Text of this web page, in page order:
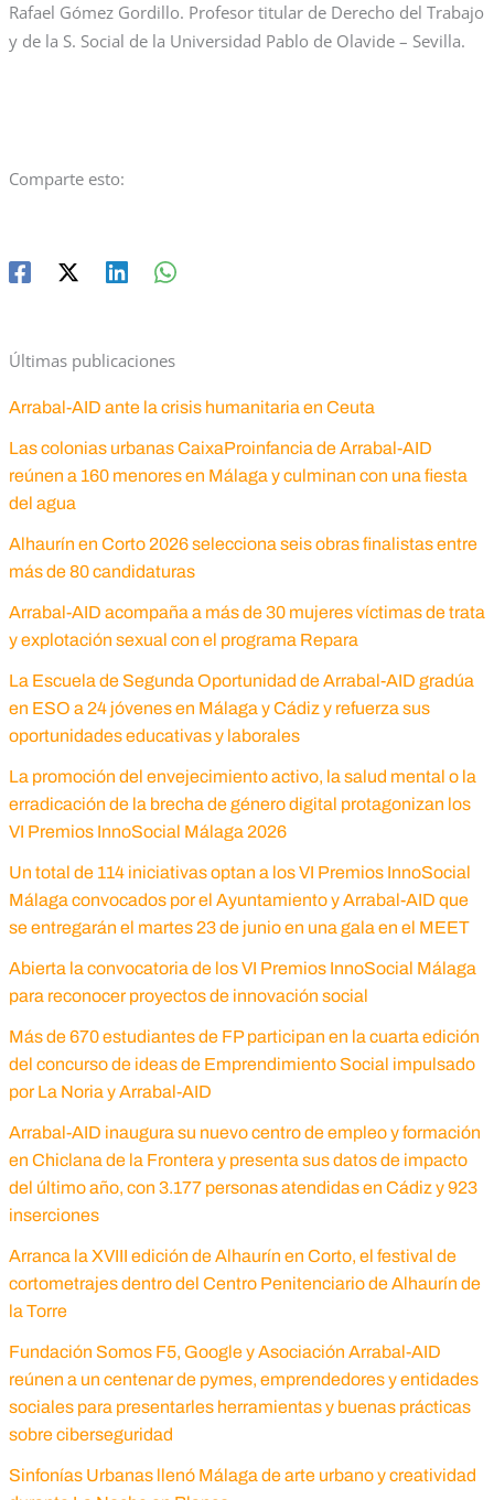
Rafael Gómez Gordillo. Profesor titular de Derecho del Trabajo
y de la S. Social de la Universidad Pablo de Olavide – Sevilla.
Comparte esto:
Últimas publicaciones
Arrabal-AID ante la crisis humanitaria en Ceuta
Las colonias urbanas CaixaProinfancia de Arrabal-AID
reúnen a 160 menores en Málaga y culminan con una fiesta
del agua
Alhaurín en Corto 2026 selecciona seis obras finalistas entre
más de 80 candidaturas
Arrabal-AID acompaña a más de 30 mujeres víctimas de trata
y explotación sexual con el programa Repara
La Escuela de Segunda Oportunidad de Arrabal-AID gradúa
en ESO a 24 jóvenes en Málaga y Cádiz y refuerza sus
oportunidades educativas y laborales
La promoción del envejecimiento activo, la salud mental o la
erradicación de la brecha de género digital protagonizan los
VI Premios InnoSocial Málaga 2026
Un total de 114 iniciativas optan a los VI Premios InnoSocial
Málaga convocados por el Ayuntamiento y Arrabal-AID que
se entregarán el martes 23 de junio en una gala en el MEET
Abierta la convocatoria de los VI Premios InnoSocial Málaga
para reconocer proyectos de innovación social
Más de 670 estudiantes de FP participan en la cuarta edición
del concurso de ideas de Emprendimiento Social impulsado
por La Noria y Arrabal-AID
Arrabal-AID inaugura su nuevo centro de empleo y formación
en Chiclana de la Frontera y presenta sus datos de impacto
del último año, con 3.177 personas atendidas en Cádiz y 923
inserciones
Arranca la XVIII edición de Alhaurín en Corto, el festival de
cortometrajes dentro del Centro Penitenciario de Alhaurín de
la Torre
Fundación Somos F5, Google y Asociación Arrabal-AID
reúnen a un centenar de pymes, emprendedores y entidades
sociales para presentarles herramientas y buenas prácticas
sobre ciberseguridad
Sinfonías Urbanas llenó Málaga de arte urbano y creatividad